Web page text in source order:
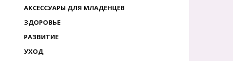
АКСЕССУАРЫ ДЛЯ МЛАДЕНЦЕВ
ЗДОРОВЬЕ
РАЗВИТИЕ
УХОД